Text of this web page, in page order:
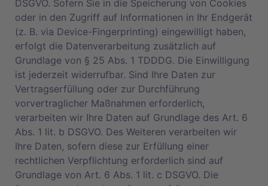
DSGVO. Sofern Sie in die Speicherung von Cookies
oder in den Zugriff auf Informationen in Ihr Endgerät
(z. B. via Device-Fingerprinting) eingewilligt haben,
erfolgt die Datenverarbeitung zusätzlich auf
Grundlage von § 25 Abs. 1 TDDDG. Die Einwilligung
ist jederzeit widerrufbar. Sind Ihre Daten zur
Vertragserfüllung oder zur Durchführung
vorvertraglicher Maßnahmen erforderlich,
verarbeiten wir Ihre Daten auf Grundlage des Art. 6
Abs. 1 lit. b DSGVO. Des Weiteren verarbeiten wir
Ihre Daten, sofern diese zur Erfüllung einer
rechtlichen Verpflichtung erforderlich sind auf
Grundlage von Art. 6 Abs. 1 lit. c DSGVO. Die